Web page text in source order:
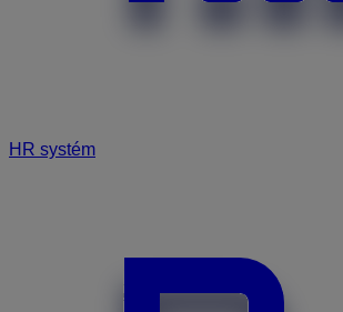
HR systém